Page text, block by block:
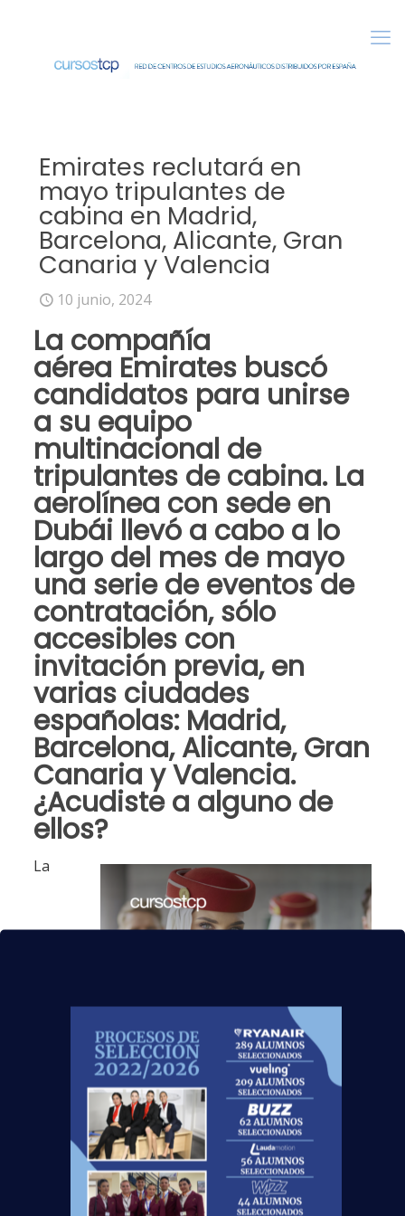
Emirates reclutará en
mayo tripulantes de
cabina en Madrid,
Barcelona, Alicante, Gran
Canaria y Valencia
10 junio, 2024
La compañía
aérea Emirates buscó
candidatos para unirse
a su equipo
multinacional de
tripulantes de cabina. La
aerolínea con sede en
Dubái llevó a cabo a lo
largo del mes de mayo
una serie de eventos de
contratación, sólo
accesibles con
invitación previa, en
varias ciudades
españolas: Madrid,
Barcelona, Alicante, Gran
Canaria y Valencia.
¿Acudiste a alguno de
ellos?
La
compañía busca personas apasionadas por
brindar una hospitalidad sencilla, personalizada e
impecable, al tiempo que crean momentos
memorables para los clientes. Dado que la